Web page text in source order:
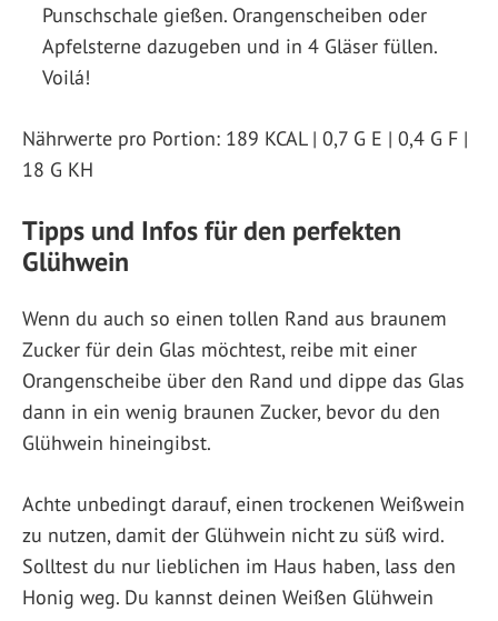
Punschschale gießen. Orangenscheiben oder
Apfelsterne dazugeben und in 4 Gläser füllen.
Voilá!
Nährwerte pro Portion: 189 KCAL | 0,7 G E | 0,4 G F |
18 G KH
Tipps und Infos für den perfekten
Glühwein
Wenn du auch so einen tollen Rand aus braunem
Zucker für dein Glas möchtest, reibe mit einer
Orangenscheibe über den Rand und dippe das Glas
dann in ein wenig braunen Zucker, bevor du den
Glühwein hineingibst.
Achte unbedingt darauf, einen trockenen Weißwein
zu nutzen, damit der Glühwein nicht zu süß wird.
Solltest du nur lieblichen im Haus haben, lass den
Honig weg. Du kannst deinen Weißen Glühwein